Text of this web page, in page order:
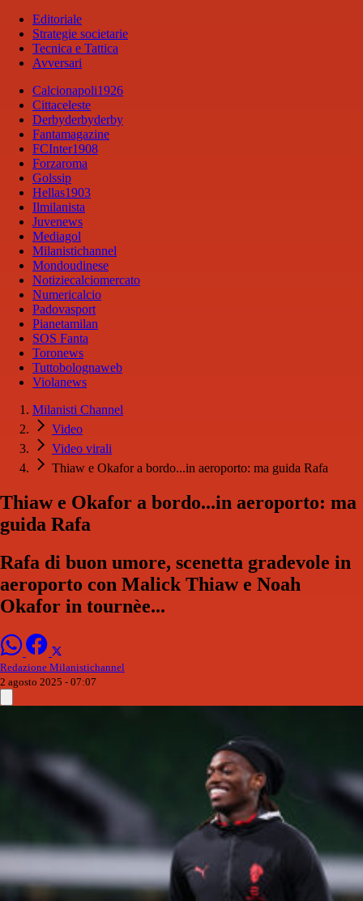
Editoriale
Strategie societarie
Tecnica e Tattica
Avversari
Calcionapoli1926
Cittaceleste
Derbyderbyderby
Fantamagazine
FCInter1908
Forzaroma
Golssip
Hellas1903
Ilmilanista
Juvenews
Mediagol
Milanistichannel
Mondoudinese
Notiziecalciomercato
Numericalcio
Padovasport
Pianetamilan
SOS Fanta
Toronews
Tuttobolognaweb
Violanews
Milanisti Channel
Video
Video virali
Thiaw e Okafor a bordo...in aeroporto: ma guida Rafa
Thiaw e Okafor a bordo...in aeroporto: ma
guida Rafa
Rafa di buon umore, scenetta gradevole in
aeroporto con Malick Thiaw e Noah
Okafor in tournèe...
Redazione Milanistichannel
2 agosto 2025 - 07:07